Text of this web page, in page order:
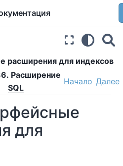
расширения для индексов
Расширение
SQL
Начало Далее
для